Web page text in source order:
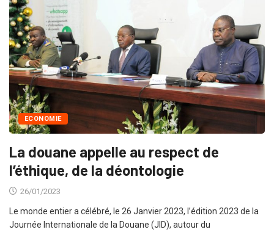
ECONOMIE
La douane appelle au respect de
l’éthique, de la déontologie
26/01/2023
Le monde entier a célébré, le 26 Janvier 2023, l’édition 2023 de la
Journée Internationale de la Douane (JID), autour du